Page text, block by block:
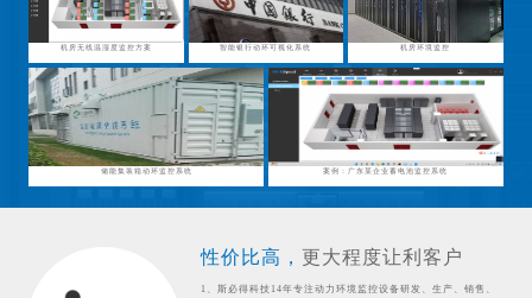
机房无线温湿度监控方案 智能银行动环可视化系统 机房环境监控
储能集装箱动环监控系统 案例：广东某企业蓄电池监控系统
性价比高， 更大程度让利客户
1、斯必得科技14年专注动力环境监控设备研发、生产、销售、